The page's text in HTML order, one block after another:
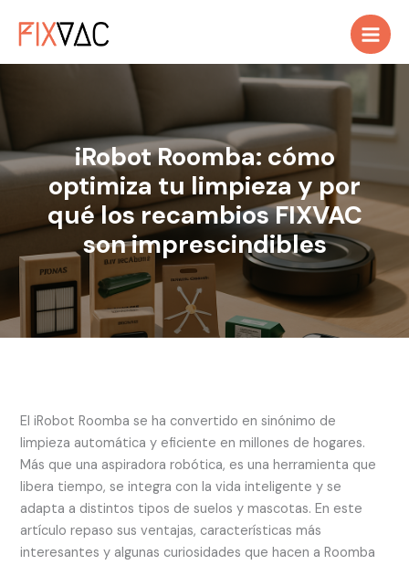
iRobot Roomba: cómo
optimiza tu limpieza y por
qué los recambios FIXVAC
son imprescindibles
El iRobot Roomba se ha convertido en sinónimo de
limpieza automática y eficiente en millones de hogares.
Más que una aspiradora robótica, es una herramienta que
libera tiempo, se integra con la vida inteligente y se
adapta a distintos tipos de suelos y mascotas. En este
artículo repaso sus ventajas, características más
interesantes y algunas curiosidades que hacen a Roomba